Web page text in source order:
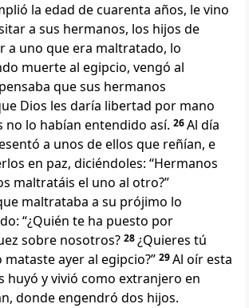
la edad de cuarenta años, le vino
a sus hermanos, los hijos de
a uno que era maltratado, lo
muerte al egipcio, vengó al
que sus hermanos
Dios les daría libertad por mano
no lo habían entendido así. 26Al día
a unos de ellos que reñían, e
en paz, diciéndoles: “Hermanos
maltratáis el uno al otro?”
maltrataba a su prójimo lo
“¿Quién te ha puesto por
sobre nosotros? 28¿Quieres tú
ayer al egipcio?” 29Al oír esta
huyó y vivió como extranjero en
donde engendró dos hijos.